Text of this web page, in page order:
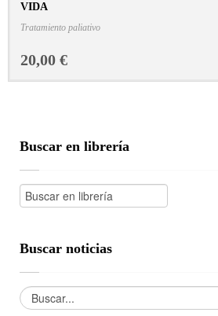
VIDA
Tratamiento paliativo
20,00 €
Buscar en librería
Buscar noticias